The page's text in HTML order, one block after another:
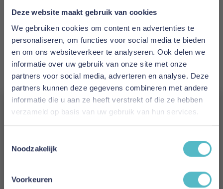
Deze website maakt gebruik van cookies
We gebruiken cookies om content en advertenties te
personaliseren, om functies voor social media te bieden
en om ons websiteverkeer te analyseren. Ook delen we
informatie over uw gebruik van onze site met onze
partners voor social media, adverteren en analyse. Deze
partners kunnen deze gegevens combineren met andere
informatie die u aan ze heeft verstrekt of die ze hebben
verzameld op basis van uw gebruik van hun services.
Noodzakelijk
Voorkeuren
Materiaal
Katoen - Satijn
Kleur
Zilvergrijs
Hoogte
14 cm
Maui
E-mail